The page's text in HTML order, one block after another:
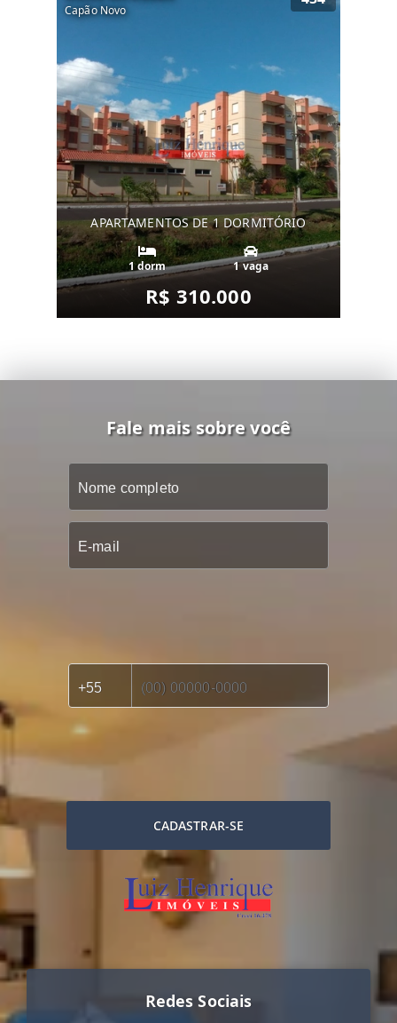
Capão Novo
APARTAMENTOS DE 1 DORMITÓRIO
1 dorm 1 vaga
R$ 310.000
Fale mais sobre você
CADASTRAR-SE
Redes Sociais